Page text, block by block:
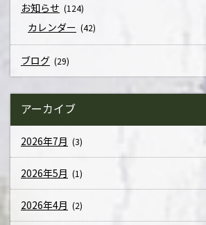
お知らせ (124)
カレンダー (42)
ブログ (29)
アーカイブ
2026年7月 (3)
2026年5月 (1)
2026年4月 (2)